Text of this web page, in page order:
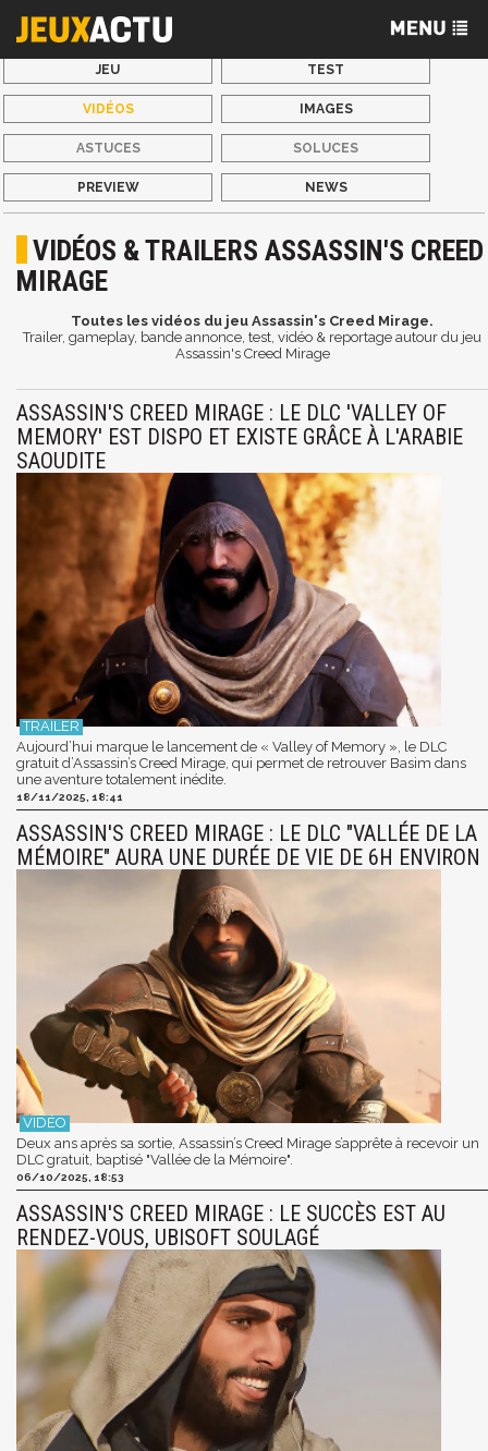
JEU TEST
VIDÉOS IMAGES
ASTUCES SOLUCES
PREVIEW NEWS
VIDÉOS & TRAILERS ASSASSIN'S CREED
MIRAGE
Toutes les vidéos du jeu Assassin's Creed Mirage.
Trailer, gameplay, bande annonce, test, vidéo & reportage autour du jeu
Assassin's Creed Mirage
ASSASSIN'S CREED MIRAGE : LE DLC 'VALLEY OF
MEMORY' EST DISPO ET EXISTE GRÂCE À L'ARABIE
SAOUDITE
Aujourd’hui marque le lancement de « Valley of Memory », le DLC
gratuit d’Assassin’s Creed Mirage, qui permet de retrouver Basim dans
une aventure totalement inédite.
18/11/2025, 18:41
ASSASSIN'S CREED MIRAGE : LE DLC "VALLÉE DE LA
MÉMOIRE" AURA UNE DURÉE DE VIE DE 6H ENVIRON
Deux ans après sa sortie, Assassin’s Creed Mirage s’apprête à recevoir un
DLC gratuit, baptisé "Vallée de la Mémoire".
06/10/2025, 18:53
ASSASSIN'S CREED MIRAGE : LE SUCCÈS EST AU
RENDEZ-VOUS, UBISOFT SOULAGÉ